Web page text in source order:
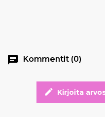
chat Kommentit (0)
edit Kirjoita